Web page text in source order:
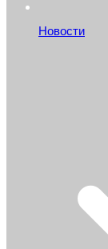
Новости